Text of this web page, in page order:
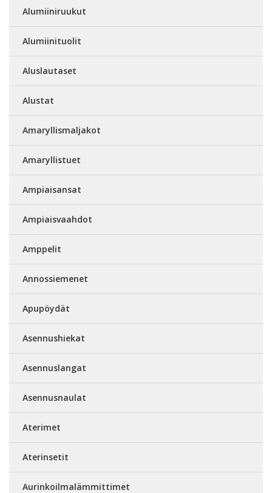
Alumiiniruukut
Alumiinituolit
Aluslautaset
Alustat
Amaryllismaljakot
Amaryllistuet
Ampiaisansat
Ampiaisvaahdot
Amppelit
Annossiemenet
Apupöydät
Asennushiekat
Asennuslangat
Asennusnaulat
Aterimet
Aterinsetit
Aurinkoilmalämmittimet